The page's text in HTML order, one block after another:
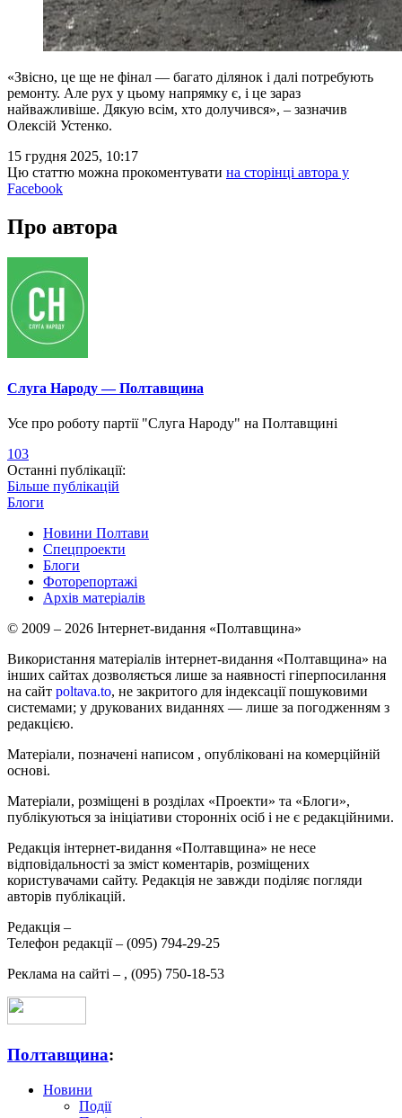
«Звісно, це ще не фінал — багато ділянок і далі потребують
ремонту. Але рух у цьому напрямку є, і це зараз
найважливіше. Дякую всім, хто долучився», – зазначив
Олексій Устенко.
15 грудня 2025, 10:17
Цю статтю можна прокоментувати на сторінці автора у
Facebook
Про автора
Слуга Народу — Полтавщина
Усе про роботу партії "Слуга Народу" на Полтавщині
103
Останні публікації:
Більше публікацій
Блоги
Новини Полтави
Спецпроекти
Блоги
Фоторепортажі
Архів матеріалів
© 2009 – 2026 Інтернет-видання «Полтавщина»
Використання матеріалів інтернет-видання «Полтавщина» на
інших сайтах дозволяється лише за наявності гіперпосилання
на сайт poltava.to, не закритого для індексації пошуковими
системами; у друкованих виданнях — лише за погодженням з
редакцією.
Матеріали, позначені написом , опубліковані на комерційній
основі.
Матеріали, розміщені в розділах «Проекти» та «Блоги»,
публікуються за ініціативи сторонніх осіб і не є редакційними.
Редакція інтернет-видання «Полтавщина» не несе
відповідальності за зміст коментарів, розміщених
користувачами сайту. Редакція не завжди поділяє погляди
авторів публікацій.
Редакція –
Телефон редакції – (095) 794-29-25
Реклама на сайті – , (095) 750-18-53
Полтавщина:
Новини
Події